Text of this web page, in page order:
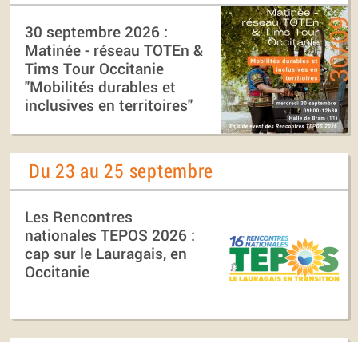
30 septembre 2026 :
Matinée - réseau TOTEn &
Tims Tour Occitanie
"Mobilités durables et
inclusives en territoires"
Du 23 au 25 septembre
Les Rencontres
nationales TEPOS 2026 :
cap sur le Lauragais, en
Occitanie